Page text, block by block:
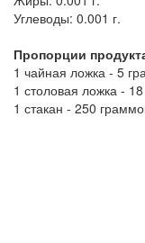
Углеводы: 0.001 г.
Пропорции
1 чайная ложка - 5
1 столовая ложка -
1 стакан - 250